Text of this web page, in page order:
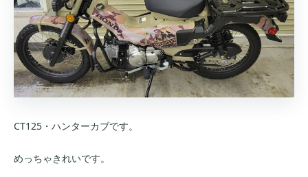
CT125・ハンターカブです。
めっちゃきれいです。